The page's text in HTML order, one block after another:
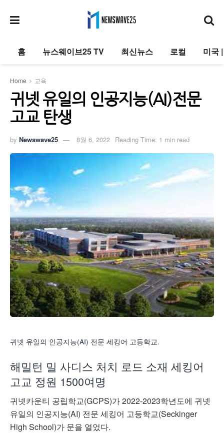
홈 뉴스웨이브25 TV 최신뉴스 로컬 미국
Home 교육
귀넷 유일의 인공지능(AI)전문
고교 탄생
by Newswave25 8월 6, 2022 Reading Time: 1 min read
귀넷 유일의 인공지능(AI) 전문 세킹어 고등학교.
해밀턴 밀 사디스 처치 로드 소재 세킹어
고교 정원 1500여명
귀넷카운티 공립학교(GCPS)가 2022-2023학년도에 귀넷
유일의 인공지능(AI) 전문 세킹어 고등학교(Seckinger
High School)가 문을 열었다.